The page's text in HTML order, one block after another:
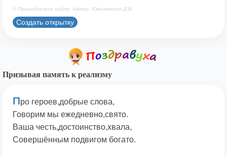
© Принадлежит сайту. Автор: Юкалевских Д.В.
Создать открытку
Призывая память к реализму
Про героев,добрые слова,
Говорим мы ежедневно,свято.
Ваша честь,достоинство,хвала,
Совершённым подвигом богато.